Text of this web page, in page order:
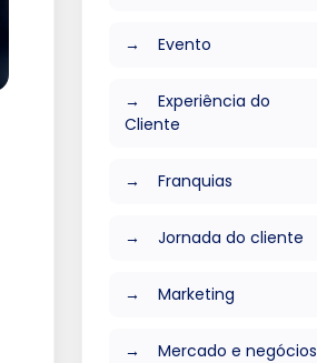
Evento
Experiência do
Cliente
Franquias
Jornada do cliente
Marketing
Mercado e negócios